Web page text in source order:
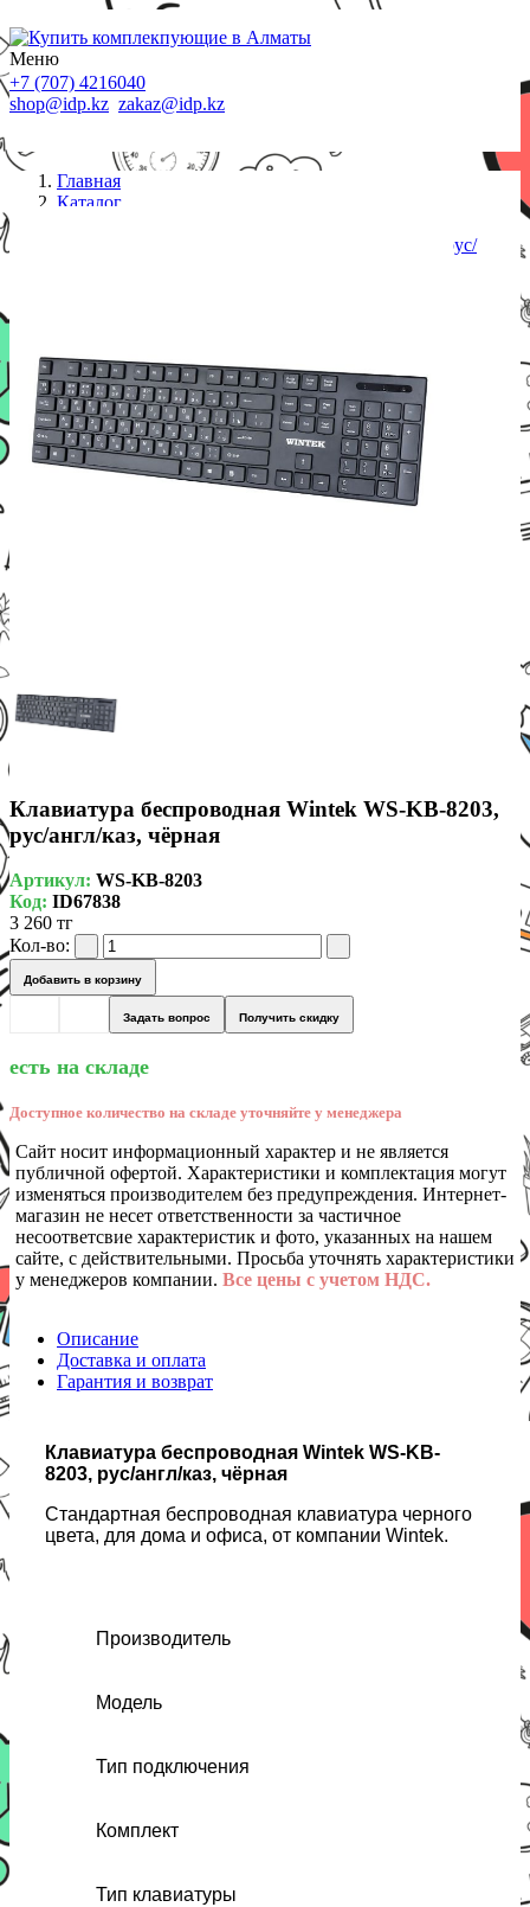
Меню
+7 (707) 4216040
shop@idp.kz zakaz@idp.kz
Главная
Каталог
Клавиатура беспроводная Wintek WS-KB-8203, рус/
Клавиатура беспроводная Wintek WS-KB-8203,
рус/англ/каз, чёрная
Артикул: WS-KB-8203
Код: ID67838
3 260 тг
Кол-во:
Добавить в корзину
Задать вопрос Получить скидку
есть на складе
Доступное количество на складе уточняйте у менеджера
Сайт носит информационный характер и не является
публичной офертой. Характеристики и комплектация могут
изменяться производителем без предупреждения. Интернет-
магазин не несет ответственности за частичное
несоответсвие характеристик и фото, указанных на нашем
сайте, с действительными. Просьба уточнять характеристики
у менеджеров компании. Все цены с учетом НДС.
Описание
Доставка и оплата
Гарантия и возврат
Клавиатура беспроводная Wintek WS-KB-
8203, рус/англ/каз, чёрная
Стандартная беспроводная клавиатура черного
цвета, для дома и офиса, от компании Wintek.
Производитель
Модель
Тип подключения
Комплект
Тип клавиатуры